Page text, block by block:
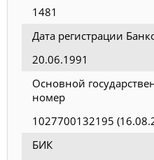
1481
Дата регистрации
20.06.1991
Основной
номер
1027700132195
БИК